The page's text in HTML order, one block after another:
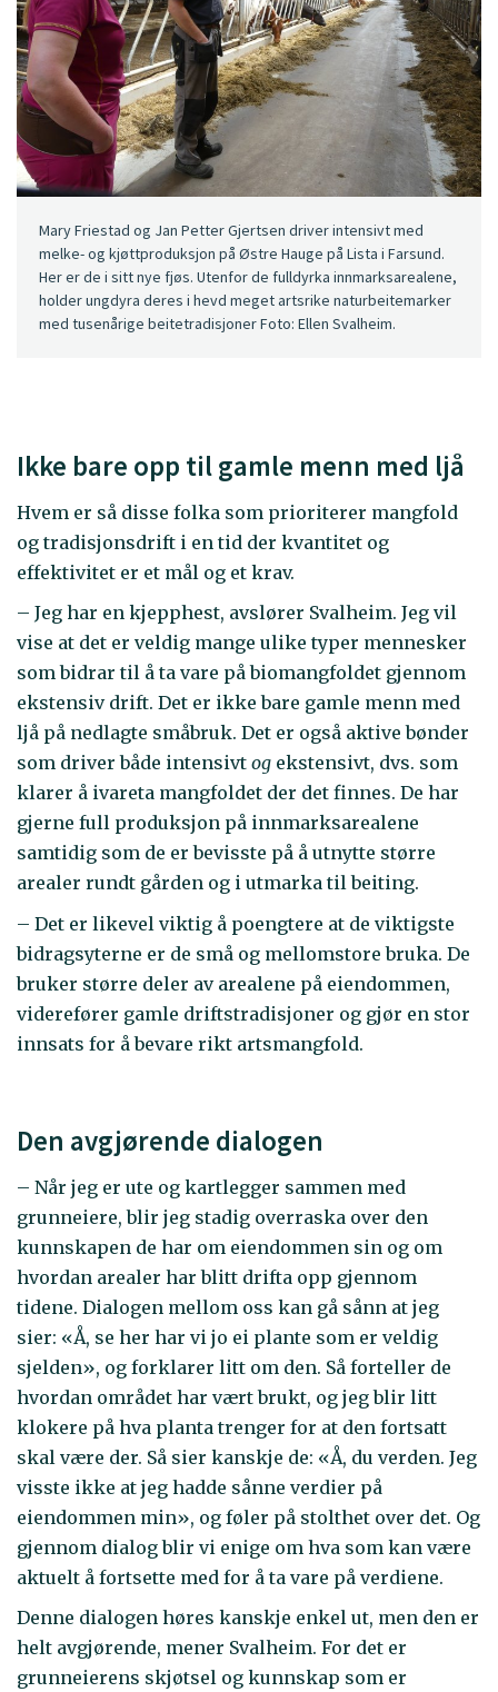
Mary Friestad og Jan Petter Gjertsen driver intensivt med
melke- og kjøttproduksjon på Østre Hauge på Lista i Farsund.
Her er de i sitt nye fjøs. Utenfor de fulldyrka innmarksarealene,
holder ungdyra deres i hevd meget artsrike naturbeitemarker
med tusenårige beitetradisjoner Foto: Ellen Svalheim.
Ikke bare opp til gamle menn med ljå
Hvem er så disse folka som prioriterer mangfold
og tradisjonsdrift i en tid der kvantitet og
effektivitet er et mål og et krav.
– Jeg har en kjepphest, avslører Svalheim. Jeg vil
vise at det er veldig mange ulike typer mennesker
som bidrar til å ta vare på biomangfoldet gjennom
ekstensiv drift. Det er ikke bare gamle menn med
ljå på nedlagte småbruk. Det er også aktive bønder
som driver både intensivt og ekstensivt, dvs. som
klarer å ivareta mangfoldet der det finnes. De har
gjerne full produksjon på innmarksarealene
samtidig som de er bevisste på å utnytte større
arealer rundt gården og i utmarka til beiting.
– Det er likevel viktig å poengtere at de viktigste
bidragsyterne er de små og mellomstore bruka. De
bruker større deler av arealene på eiendommen,
viderefører gamle driftstradisjoner og gjør en stor
innsats for å bevare rikt artsmangfold.
Den avgjørende dialogen
– Når jeg er ute og kartlegger sammen med
grunneiere, blir jeg stadig overraska over den
kunnskapen de har om eiendommen sin og om
hvordan arealer har blitt drifta opp gjennom
tidene. Dialogen mellom oss kan gå sånn at jeg
sier: «Å, se her har vi jo ei plante som er veldig
sjelden», og forklarer litt om den. Så forteller de
hvordan området har vært brukt, og jeg blir litt
klokere på hva planta trenger for at den fortsatt
skal være der. Så sier kanskje de: «Å, du verden. Jeg
visste ikke at jeg hadde sånne verdier på
eiendommen min», og føler på stolthet over det. Og
gjennom dialog blir vi enige om hva som kan være
aktuelt å fortsette med for å ta vare på verdiene.
Denne dialogen høres kanskje enkel ut, men den er
helt avgjørende, mener Svalheim. For det er
grunneierens skjøtsel og kunnskap som er